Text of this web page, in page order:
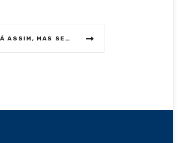
QUEM MAIS JÁ ESTÁ ASSIM, MAS SEM ABRIR MÃO DAS OBRIGAÇÕES?